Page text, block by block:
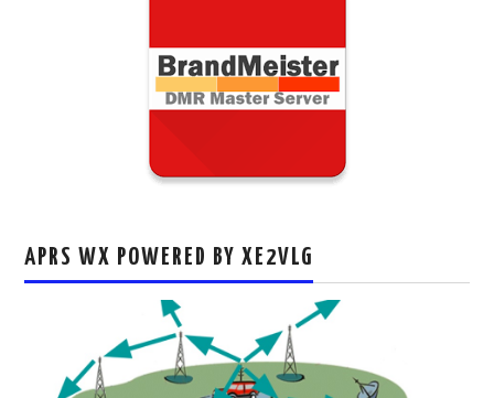
APRS WX POWERED BY XE2VLG